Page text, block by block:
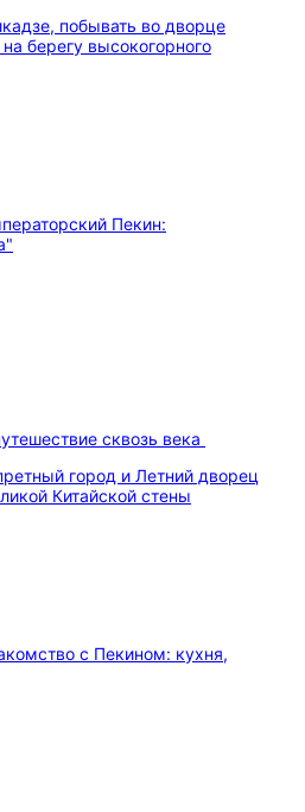
побывать во дворце
берегу высокогорного
сквозь века
город и Летний дворец
Китайской стены